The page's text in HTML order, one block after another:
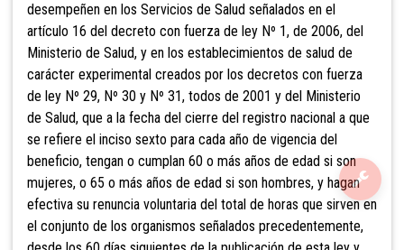
desempeñen en los Servicios de Salud señalados en el
artículo 16 del decreto con fuerza de ley Nº 1, de 2006, del
Ministerio de Salud, y en los establecimientos de salud de
carácter experimental creados por los decretos con fuerza
de ley Nº 29, Nº 30 y Nº 31, todos de 2001 y del Ministerio
de Salud, que a la fecha del cierre del registro nacional a que
se refiere el inciso sexto para cada año de vigencia del
beneficio, tengan o cumplan 60 o más años de edad si son
mujeres, o 65 o más años de edad si son hombres, y hagan
efectiva su renuncia voluntaria del total de horas que sirven en
el conjunto de los organismos señalados precedentemente,